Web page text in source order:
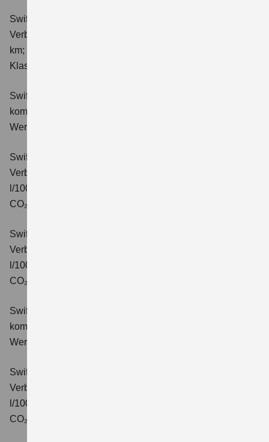
Swift 1.2 DUALJET HYBRID ALLGRIP Club
Verbrauchswerte: kombinierter Energieverbrauch 4,9 l/100
km; kombinierter Wert der CO₂-Emission: 111 g/km; CO₂-
Klasse: C.
Swift 1.2 DUALJET HYBRID Comfort
kombinierter Energieverbrauch 4,4 l/100km; kombinierter
Wert der CO₂-Emission: 99 g/km; CO₂-Klasse: C.
Swift 1.2 DUALJET HYBRID CVT Comfort
Verbrauchswerte: kombinierter Energieverbrauch 4,7
l/100km; kombinierter Wert der CO₂-Emission: 106 g/km;
CO₂-Klasse: C.
Swift 1.2 DUALJET HYBRID ALLGRIP Comfort
Verbrauchswerte: kombinierter Energieverbrauch 4,9
l/100km; kombinierter Wert der CO₂-Emission: 110 g/km;
CO₂-Klasse: C.
Swift 1.2 DUALJET HYBRID Comfort+
kombinierter Energieverbrauch 4,4 l/100km; kombinierter
Wert der CO₂-Emission: 99 g/km; CO₂-Klasse: C.
Swift 1.2 DUALJET HYBRID CVT Comfort+
Verbrauchswerte: kombinierter Energieverbrauch 4,7
l/100km; kombinierter Wert der CO₂-Emission: 106 g/km;
CO₂-Klasse: C.